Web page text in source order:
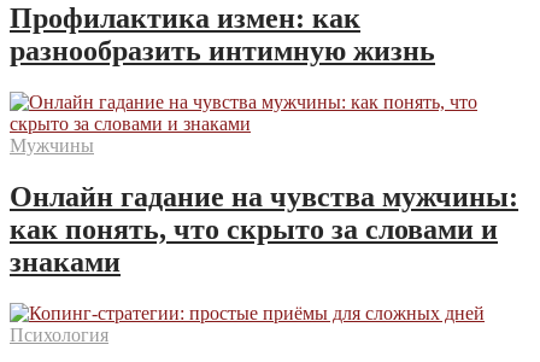
Профилактика измен: как
разнообразить интимную жизнь
Мужчины
Онлайн гадание на чувства мужчины:
как понять, что скрыто за словами и
знаками
Психология